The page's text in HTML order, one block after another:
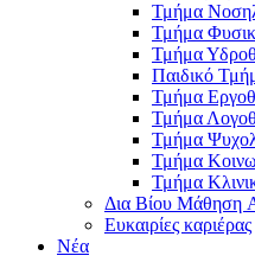
Τμήμα
Τμήμα
Τμήμα
Παιδικό
Τμήμα
Τμήμα
Τμήμα
Τμήμα
Τμήμα
Δια Βίου Μάθηση
Ευκαιρίες καριέρας
Νέα